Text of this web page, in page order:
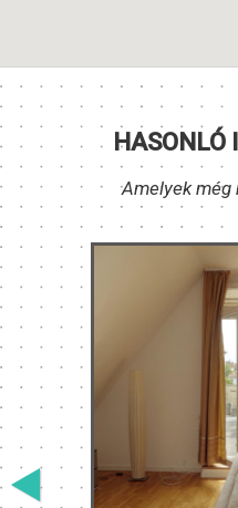
HASONLÓ
Amelyek még